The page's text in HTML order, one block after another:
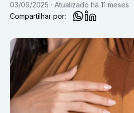
03/09/2025 Atualizado há 11 meses
Compartilhar por: